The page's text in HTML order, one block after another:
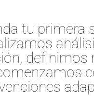
tu primera
definimos